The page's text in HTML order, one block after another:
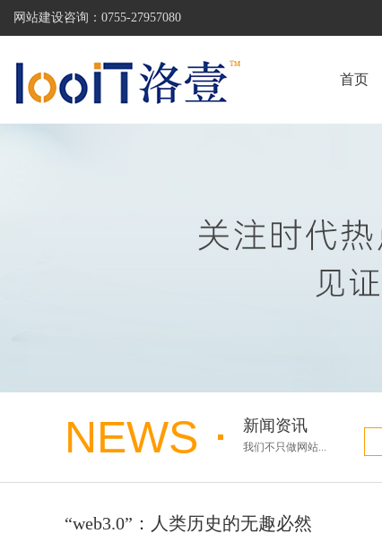
网站建设咨询： 0755-27957080
首页
NEWS 新闻资讯
我们不只做网站...
“web3.0”：人类历史的无趣必然